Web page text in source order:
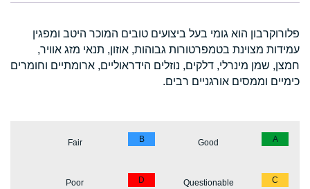
פלורוקרבון הוא גומי בעל ביצועים טובים המוכר היטב ומפגין
עמידות מצוינת בטמפרטורות גבוהות, אוזון, תנאי מזג אוויר,
חמצן, שמן מינרלי, דלקים, נוזלים הידראוליים, ארומתיים וחומרים
כימיים וממסים אורגניים רבים.
A
Good
B
Fair
C
Questionable
D
Poor